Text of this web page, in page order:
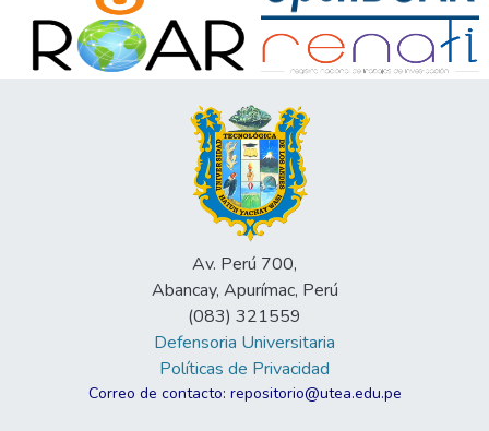
Av. Perú 700,
Abancay, Apurímac, Perú
(083) 321559
Defensoria Universitaria
Políticas de Privacidad
Correo de contacto: repositorio@utea.edu.pe